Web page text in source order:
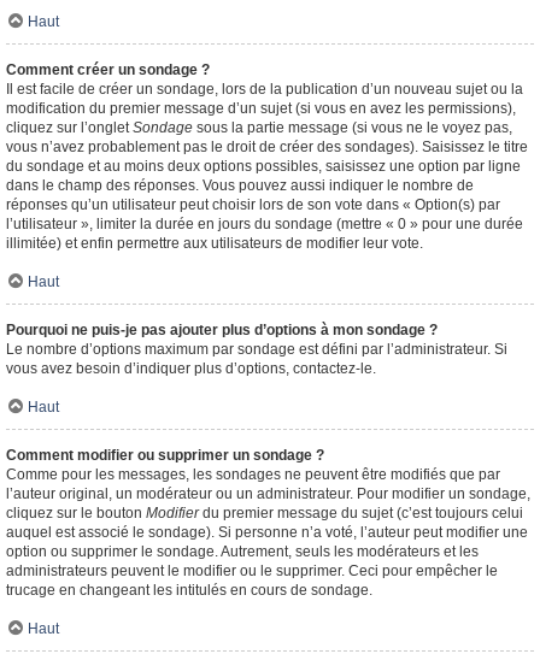
Haut
Comment créer un sondage ?
Il est facile de créer un sondage, lors de la publication d’un nouveau sujet ou la
modification du premier message d’un sujet (si vous en avez les permissions),
cliquez sur l’ongletSondage sous la partie message (si vous ne le voyez pas,
vous n’avez probablement pas le droit de créer des sondages). Saisissez le titre
du sondage et au moins deux options possibles, saisissez une option par ligne
dans le champ des réponses. Vous pouvez aussi indiquer le nombre de
réponses qu’un utilisateur peut choisir lors de son vote dans « Option(s) par
l’utilisateur », limiter la durée en jours du sondage (mettre « 0 » pour une durée
illimitée) et enfin permettre aux utilisateurs de modifier leur vote.
Haut
Pourquoi ne puis-je pas ajouter plus d’options à mon sondage ?
Le nombre d’options maximum par sondage est défini par l’administrateur. Si
vous avez besoin d’indiquer plus d’options, contactez-le.
Haut
Comment modifier ou supprimer un sondage ?
Comme pour les messages, les sondages ne peuvent être modifiés que par
l’auteur original, un modérateur ou un administrateur. Pour modifier un sondage,
cliquez sur le bouton Modifierdu premier message du sujet (c’est toujours celui
auquel est associé le sondage). Si personne n’a voté, l’auteur peut modifier une
option ou supprimer le sondage. Autrement, seuls les modérateurs et les
administrateurs peuvent le modifier ou le supprimer. Ceci pour empêcher le
trucage en changeant les intitulés en cours de sondage.
Haut